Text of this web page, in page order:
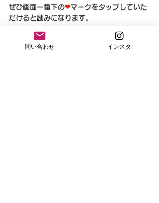
ぜひ画面一番下の❤マークをタップしていた
だけると励みになります。
レッスンでは、上記の文法事項を楽しく、生
徒さんの生活に密着したシナリオで一緒に学
問い合わせ インスタ